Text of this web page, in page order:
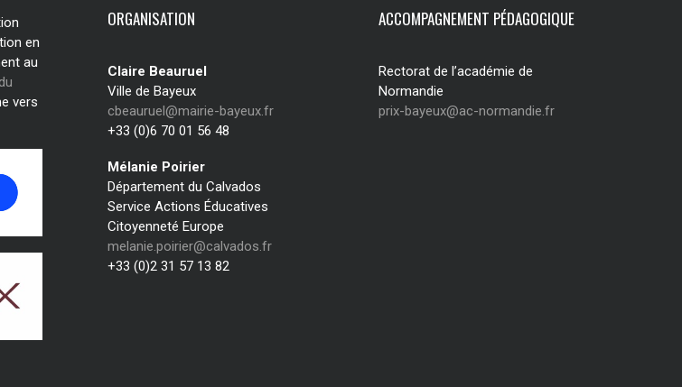
en
au
vers
ORGANISATION
Claire Beauruel
Ville de Bayeux
cbeauruel@mairie-bayeux.fr
+33 (0)6 70 01 56 48
Mélanie Poirier
Département du Calvados
Service Actions Éducatives
Citoyenneté Europe
melanie.poirier@calvados.fr
+33 (0)2 31 57 13 82
ACCOMPAGNEMENT PÉDAGOGIQUE
Rectorat de l’académie de
Normandie
prix-bayeux@ac-normandie.fr